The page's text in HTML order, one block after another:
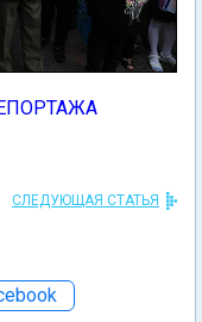
СЛЕДУЮЩАЯ СТАТЬЯ